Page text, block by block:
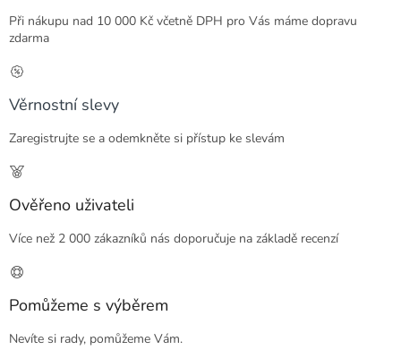
Při nákupu nad 10 000 Kč včetně DPH pro Vás máme dopravu
zdarma
Věrnostní slevy
Zaregistrujte se a odemkněte si přístup ke slevám
Ověřeno uživateli
Více než 2 000 zákazníků nás doporučuje na základě recenzí
Pomůžeme s výběrem
Nevíte si rady, pomůžeme Vám.